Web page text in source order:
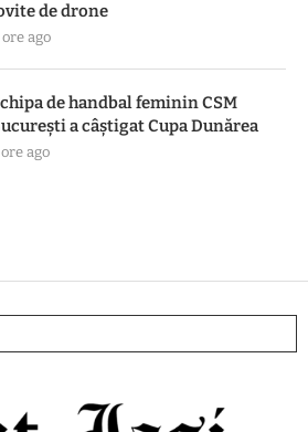
de drone
ore ago
de handbal feminin CSM
a câştigat Cupa Dunărea
ago